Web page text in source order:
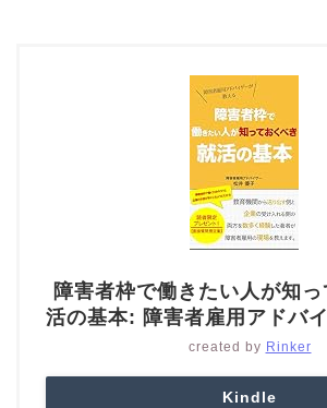
障害者枠で働きたい人が知
活の基本: 障害者雇用アドバ
created by Rinker
Kindle